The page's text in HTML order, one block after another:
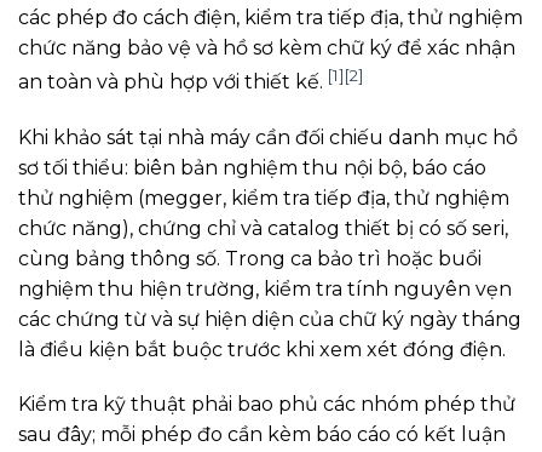
các phép đo cách điện, kiểm tra tiếp địa, thử nghiệm
chức năng bảo vệ và hồ sơ kèm chữ ký để xác nhận
an toàn và phù hợp với thiết kế. [1][2]
Khi khảo sát tại nhà máy cần đối chiếu danh mục hồ
sơ tối thiểu: biên bản nghiệm thu nội bộ, báo cáo
thử nghiệm (megger, kiểm tra tiếp địa, thử nghiệm
chức năng), chứng chỉ và catalog thiết bị có số seri,
cùng bảng thông số. Trong ca bảo trì hoặc buổi
nghiệm thu hiện trường, kiểm tra tính nguyên vẹn
các chứng từ và sự hiện diện của chữ ký ngày tháng
là điều kiện bắt buộc trước khi xem xét đóng điện.
Kiểm tra kỹ thuật phải bao phủ các nhóm phép thử
sau đây; mỗi phép đo cần kèm báo cáo có kết luận